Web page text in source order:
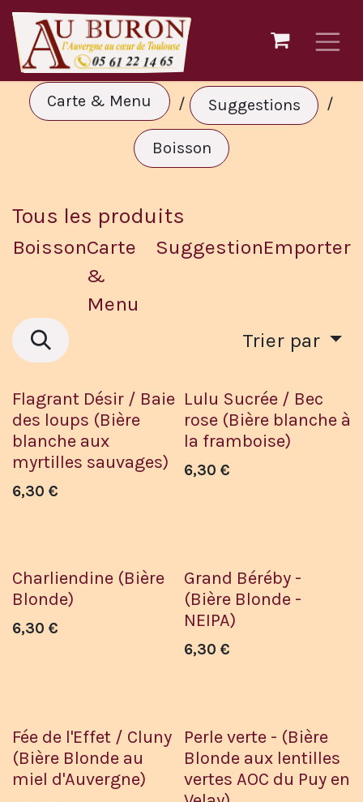
Se rendre au contenu
Carte & Menu / Suggestions /
Boisson
Tous les produits
BoissonCarte
&
Menu
SuggestionEmporter
Trier par
Flagrant Désir / Baie
des loups (Bière
blanche aux
myrtilles sauvages)
6,30 €
Lulu Sucrée / Bec
rose (Bière blanche à
la framboise)
6,30 €
Charliendine (Bière
Blonde)
6,30 €
Grand Béréby -
(Bière Blonde -
NEIPA)
6,30 €
Fée de l'Effet / Cluny
(Bière Blonde au
miel d'Auvergne)
Perle verte - (Bière
Blonde aux lentilles
vertes AOC du Puy en